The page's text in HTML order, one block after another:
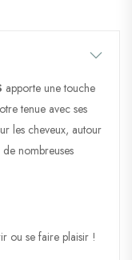
apporte une touche
tenue avec ses
les cheveux, autour
nombreuses
ou se faire plaisir !